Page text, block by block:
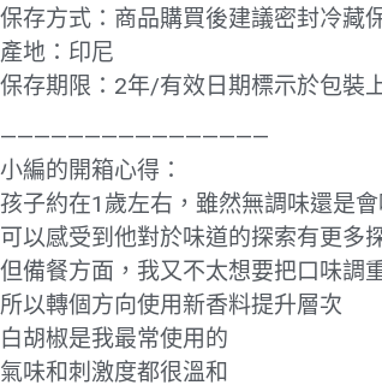
保存方式：商品購買後建議密封冷藏
產地：印尼
保存期限：2年/有效日期標示於包裝
————————————————
小編的開箱心得：
孩子約在1歲左右，雖然無調味還是
可以感受到他對於味道的探索有更多
但備餐方面，我又不太想要把口味調
所以轉個方向使用新香料提升層次
白胡椒是我最常使用的
氣味和刺激度都很溫和